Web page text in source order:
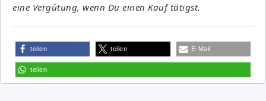
eine Vergütung, wenn Du einen Kauf tätigst.
teilen teilen E-Mail
teilen